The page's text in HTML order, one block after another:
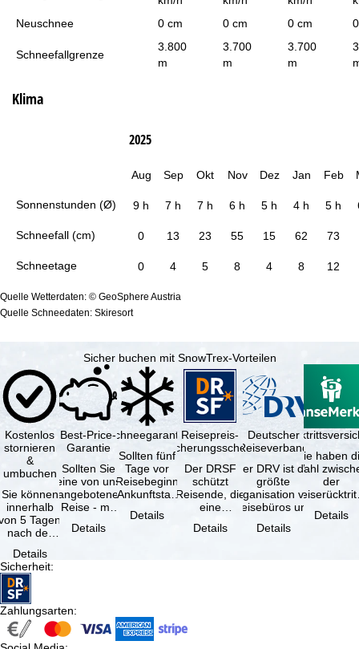
Neuschnee
0 cm 0 cm 0 cm
Schneefallgrenze
3.800
m
3.700
m
3.700
m
Klima
Sonnenstunden (Ø)
Schneefall (cm)
Schneetage
2025
Aug Sep Okt Nov Dez Jan Feb
9 h 7 h 7 h 6 h 5 h 4 h 5 h
0 13 23 55 15 62 73
0 4 5 8 4 8 12
Quelle Wetterdaten: © GeoSphere Austria
Quelle Schneedaten: Skiresort
Sicher buchen mit SnowTrex-Vorteilen
Kostenlos
stornieren
&
umbuchen
Sie können
innerhalb
5 Tagen
nach der
kostenfrei
…
Details
Best-Price-
Garantie
Sollten Sie
eine von uns
angebotene
Reise - mit
Verfügbarkeit
Details
Schneegarantie
Sollten fünf
Tage vor
Reisebeginn
(Ankunftstag)
Schneemangel
Details
Reisepreis-
Sicherungsschein
Der DRSF
schützt
Reisende, die
eine
oder
Details
Deutscher
Reiseverband
Der DRV ist die
größte
Organisation von
Reisebüros und
Reiseveranstaltern
in …
Details
Sie haben
Wahl
der
(inklusive
Details
Sicherheit:
Zahlungsarten: